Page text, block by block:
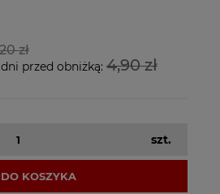
zł
przed obniżką: 4,90 zł
szt.
DO KOSZYKA